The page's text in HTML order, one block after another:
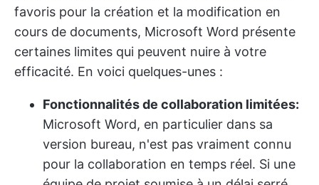
favoris pour la création et la modification en
cours de documents, Microsoft Word présente
certaines limites qui peuvent nuire à votre
efficacité. En voici quelques-unes :
Fonctionnalités de collaboration limitées:
Microsoft Word, en particulier dans sa
version bureau, n'est pas vraiment connu
pour la collaboration en temps réel. Si une